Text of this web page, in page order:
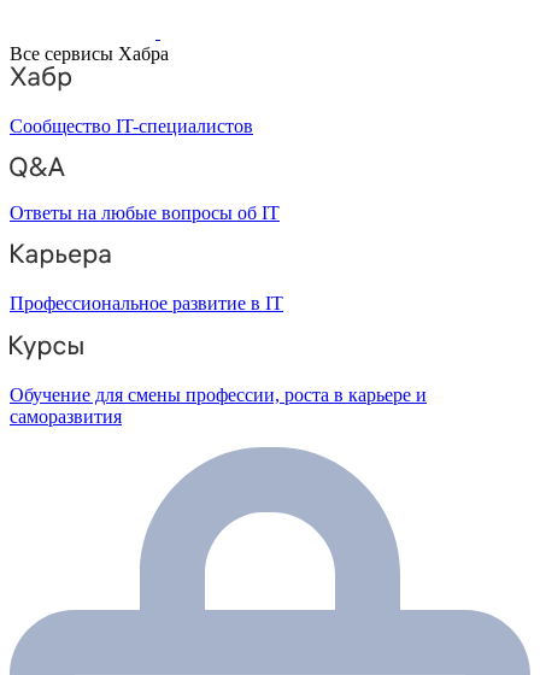
Все сервисы Хабра
Сообщество IT-специалистов
Ответы на любые вопросы об IT
Профессиональное развитие в IT
Обучение для смены профессии, роста в карьере и
саморазвития